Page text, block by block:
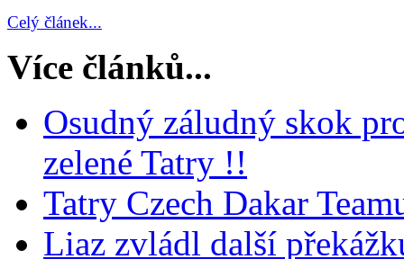
Celý článek...
Více článků...
Osudný záludný skok
zelené Tatry !!
Tatry Czech Dakar
Liaz zvládl další